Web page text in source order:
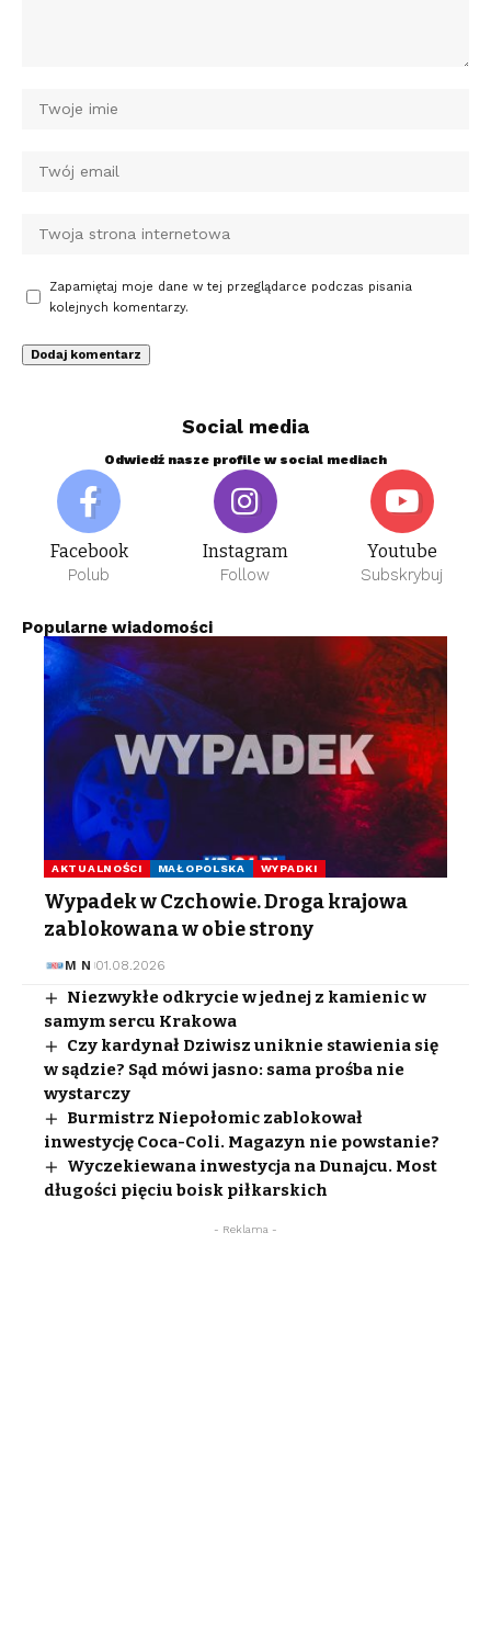
Zapamiętaj moje dane w tej przeglądarce podczas pisania
kolejnych komentarzy.
Social media
Odwiedź nasze profile w social mediach
Facebook
Polub
Instagram
Follow
Youtube
Subskrybuj
Popularne wiadomości
AKTUALNOŚCI MAŁOPOLSKA WYPADKI
Wypadek w Czchowie. Droga krajowa
zablokowana w obie strony
M N 01.08.2026
Niezwykłe odkrycie w jednej z kamienic w
samym sercu Krakowa
Czy kardynał Dziwisz uniknie stawienia się
w sądzie? Sąd mówi jasno: sama prośba nie
wystarczy
Burmistrz Niepołomic zablokował
inwestycję Coca-Coli. Magazyn nie powstanie?
Wyczekiewana inwestycja na Dunajcu. Most
długości pięciu boisk piłkarskich
- Reklama -